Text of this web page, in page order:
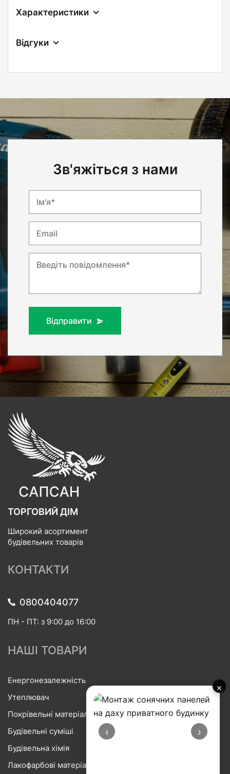
×
‹ ›
Характеристики
Відгуки
Зв'яжіться з нами
Ім'я*
Email
Введіть повідомлення*
Відправити
ТОРГОВИЙ ДІМ
Широкий асортимент
будівельних товарів
КОНТАКТИ
0800404077
ПН - ПТ: з 9:00 до 16:00
НАШІ ТОВАРИ
Енергонезалежність
Утеплювач
Покрівельні матеріали
Будівельні суміші
Будівельна хімія
Лакофарбові матеріали